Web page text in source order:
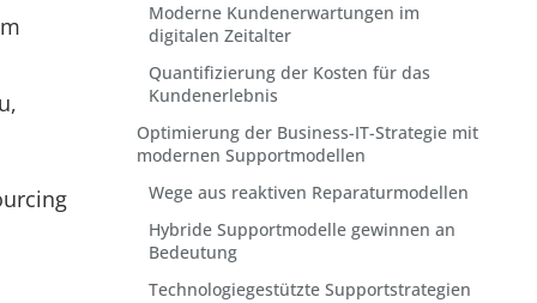
Moderne Kundenerwartungen im
digitalen Zeitalter
Quantifizierung der Kosten für das
Kundenerlebnis
Optimierung der Business-IT-Strategie mit
modernen Supportmodellen
Wege aus reaktiven Reparaturmodellen
Hybride Supportmodelle gewinnen an
Bedeutung
Technologiegestützte Supportstrategien